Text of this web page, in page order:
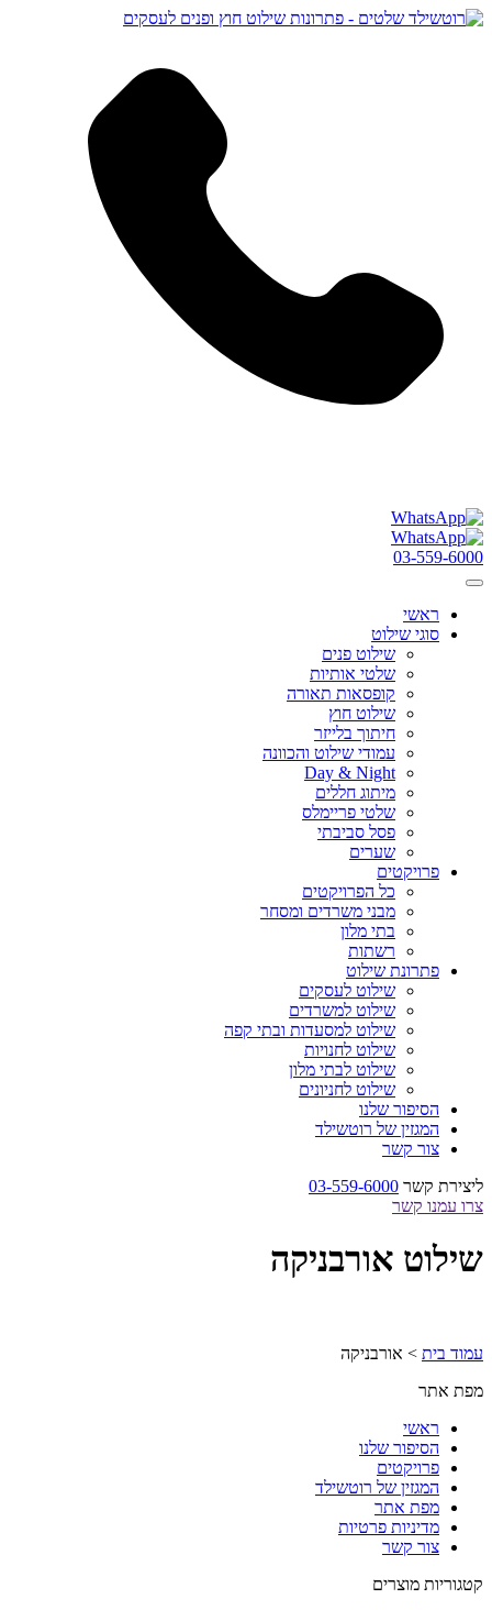
03-559-6000
ראשי
סוגי שילוט
שילוט פנים
שלטי אותיות
קופסאות תאורה
שילוט חוץ
חיתוך בלייזר
עמודי שילוט והכוונה
Day & Night
מיתוג חללים
שלטי פריימלס
פסל סביבתי
שערים
פרויקטים
כל הפרויקטים
מבני משרדים ומסחר
בתי מלון
רשתות
פתרונת שילוט
שילוט לעסקים
שילוט למשרדים
שילוט למסעדות ובתי קפה
שילוט לחנויות
שילוט לבתי מלון
שילוט לחניונים
הסיפור שלנו
המגזין של רוטשילד
צור קשר
ליצירת קשר 03-559-6000
צרו עמנו קשר
שילוט אורבניקה
עמוד בית > אורבניקה
מפת אתר
ראשי
הסיפור שלנו
פרויקטים
המגזין של רוטשילד
מפת אתר
מדיניות פרטיות
צור קשר
קטגוריות מוצרים